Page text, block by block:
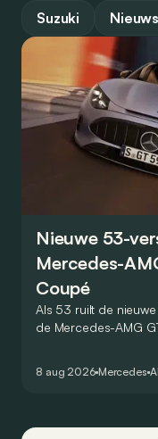
Suzuki Nieuws
Nieuwe 53-
Mercedes-
Coupé
Als 53 ruilt de
de Mercedes-AMG
8 aug 2026 Mercedes